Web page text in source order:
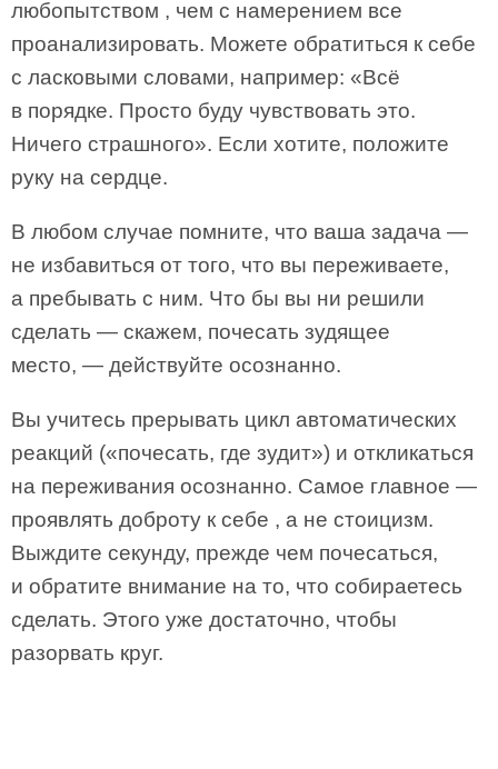
любопытством , чем с намерением все
проанализировать. Можете обратиться к себе
с ласковыми словами, например: «Всё
в порядке. Просто буду чувствовать это.
Ничего страшного». Если хотите, положите
руку на сердце.
В любом случае помните, что ваша задача —
не избавиться от того, что вы переживаете,
а пребывать с ним. Что бы вы ни решили
сделать — скажем, почесать зудящее
место, — действуйте осознанно.
Вы учитесь прерывать цикл автоматических
реакций («почесать, где зудит») и откликаться
на переживания осознанно. Самое главное —
проявлять доброту к себе , а не стоицизм.
Выждите секунду, прежде чем почесаться,
и обратите внимание на то, что собираетесь
сделать. Этого уже достаточно, чтобы
разорвать круг.